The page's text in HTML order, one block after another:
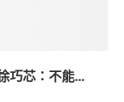
巧芯：不能...